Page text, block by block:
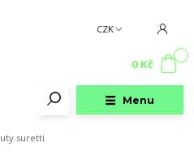
Menu
CZK
0 Kč
suretti